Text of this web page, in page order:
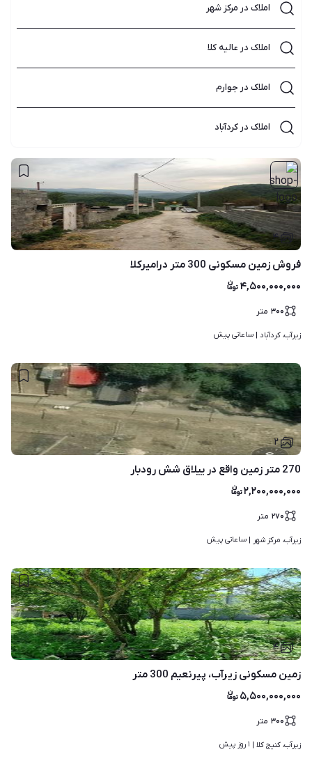
املاک در مرکز شهر
املاک در عالیه کلا
املاک در جوارم
املاک در کردآباد
۴
فروش زمین مسکونی 300 متر درامیرکلا
۴,۵۰۰,۰۰۰,۰۰۰
۳۰۰ متر
زیرآب، کردآباد | ساعاتی پیش
۲
270 متر زمین واقع در ییلاق شش رودبار
۲,۲۰۰,۰۰۰,۰۰۰
۲۷۰ متر
زیرآب، مرکز شهر | ساعاتی پیش
۴
زمین مسکونی زیرآب، پیرنعیم 300 متر
۵,۵۰۰,۰۰۰,۰۰۰
۳۰۰ متر
زیرآب، کنیج کلا | ۱ روز پیش